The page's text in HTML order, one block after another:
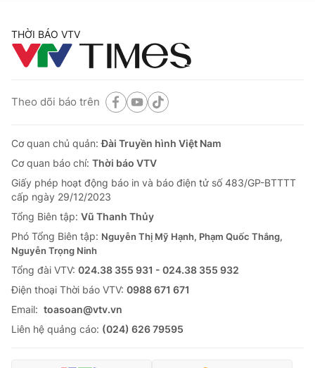
THỜI BÁO VTV
Theo dõi báo trên
Cơ quan chủ quản:Đài Truyền hình Việt Nam
Cơ quan báo chí: Thời báo VTV
Giấy phép hoạt động báo in và báo điện tử số 483/GP-BTTTT
cấp ngày 29/12/2023
Tổng Biên tập: Vũ Thanh Thủy
Phó Tổng Biên tập: Nguyễn Thị Mỹ Hạnh, Phạm Quốc Thắng,
Nguyễn Trọng Ninh
Tổng đài VTV: 024.38 355 931 - 024.38 355 932
Ðiện thoại Thời báo VTV: 0988 671 671
Email: toasoan@vtv.vn
Liên hệ quảng cáo: (024) 626 79595